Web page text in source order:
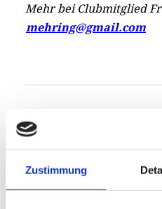
Zustimmung
Mehr bei Clubmitglied
mehring@gmail.com
3. Clubtradition in Japan
In vielen japanischen
wahrsten Sinne des